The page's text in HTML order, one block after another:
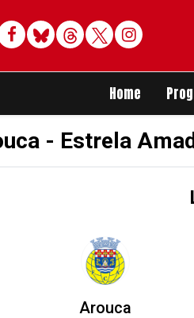
Facebook
BlueskyThreadsTwitterDelen op
Home
- Estrela
Arouca